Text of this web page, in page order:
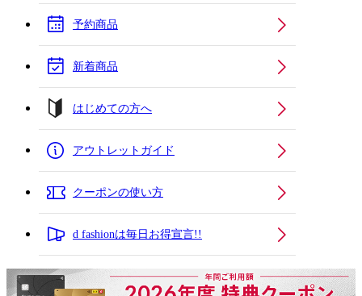
予約商品
新着商品
はじめての方へ
アウトレットガイド
クーポンの使い方
d fashionは毎日お得宣言!!